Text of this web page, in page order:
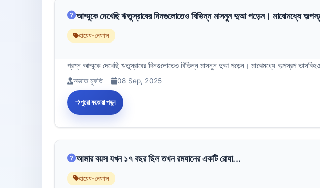
আম্মুকে দেখেছি ঋতুস্রাবের দিনগুলোতেও বিভিন্ন মাসনুন দুআ পড়েন। মাঝেমধ্যে
হায়েয-নেফাস
প্রশ্ন আম্মুকে দেখেছি ঋতুস্রাবের দিনগুলোতেও বিভিন্ন মাসনুন দুআ পড়েন। মাঝেমধ্যে অল্পস্বল্প
অজ্ঞাত মুফতি 08 Sep, 2025
পুরো ফতোয়া পড়ুন
আমার বয়স যখন ১৭ বছর ছিল তখন রমযানের একটি রোযা...
হায়েয-নেফাস